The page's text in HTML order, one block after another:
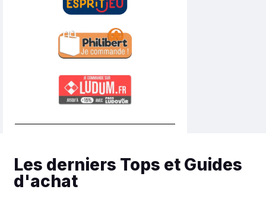
Les derniers Tops et Guides
d'achat